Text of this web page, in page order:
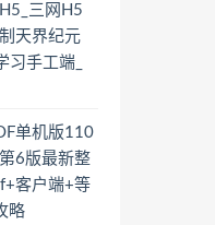
三网H5
天界纪元
习手工端_
单机版110
6版最新整
客户端+等
略